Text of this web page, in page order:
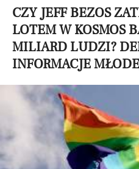
CZY JEFF BEZOS
LOTEM W KOSMOS
MILIARD LUDZI?
INFORMACJE